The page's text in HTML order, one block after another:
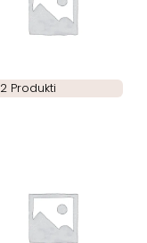
2 Produkti